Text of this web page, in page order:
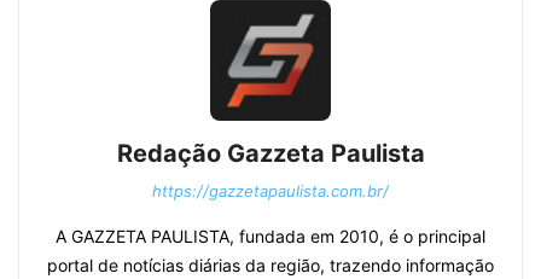
Redação Gazzeta Paulista
https://gazzetapaulista.com.br/
A GAZZETA PAULISTA, fundada em 2010, é o principal
portal de notícias diárias da região, trazendo informação